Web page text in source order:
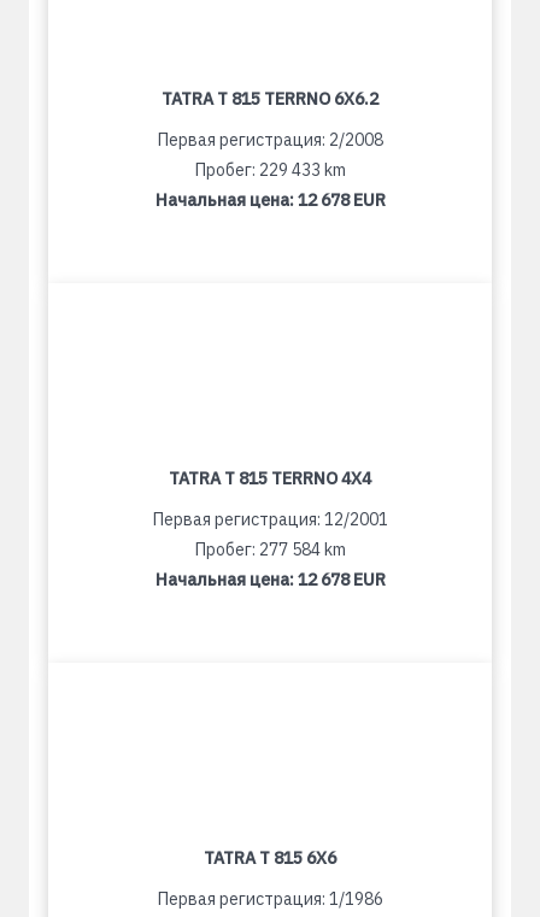
TATRA T 815 TERRNO 6X6.2
Первая регистрация: 2/2008
Пробег: 229 433 km
Начальная цена:12 678 EUR
TATRA T 815 TERRNO 4X4
Первая регистрация: 12/2001
Пробег: 277 584 km
Начальная цена:12 678 EUR
TATRA T 815 6X6
Первая регистрация: 1/1986